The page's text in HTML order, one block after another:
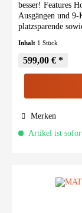
besser! Features
Ausgängen und
platzsparende
Inhalt 1 Stück
599,00 € *
Merken
Artikel ist